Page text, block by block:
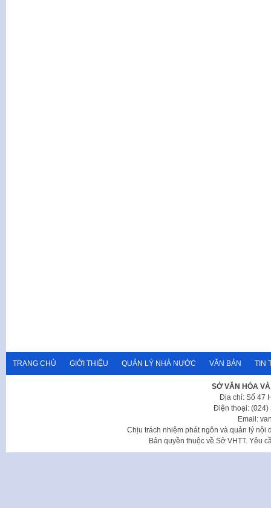
TRANG CHỦ GIỚI THIỆU QUẢN LÝ NHÀ NƯỚC VĂN BẢN TIN
SỞ VĂN HÓA
Địa chỉ: Số 47
Điện thoại: (024)
Email:
Chịu trách nhiệm phát ngôn và quản lý nội
Bản quyền thuộc về Sở VHTT. Yêu